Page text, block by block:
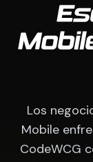
Los
Mobile
CodeWCG